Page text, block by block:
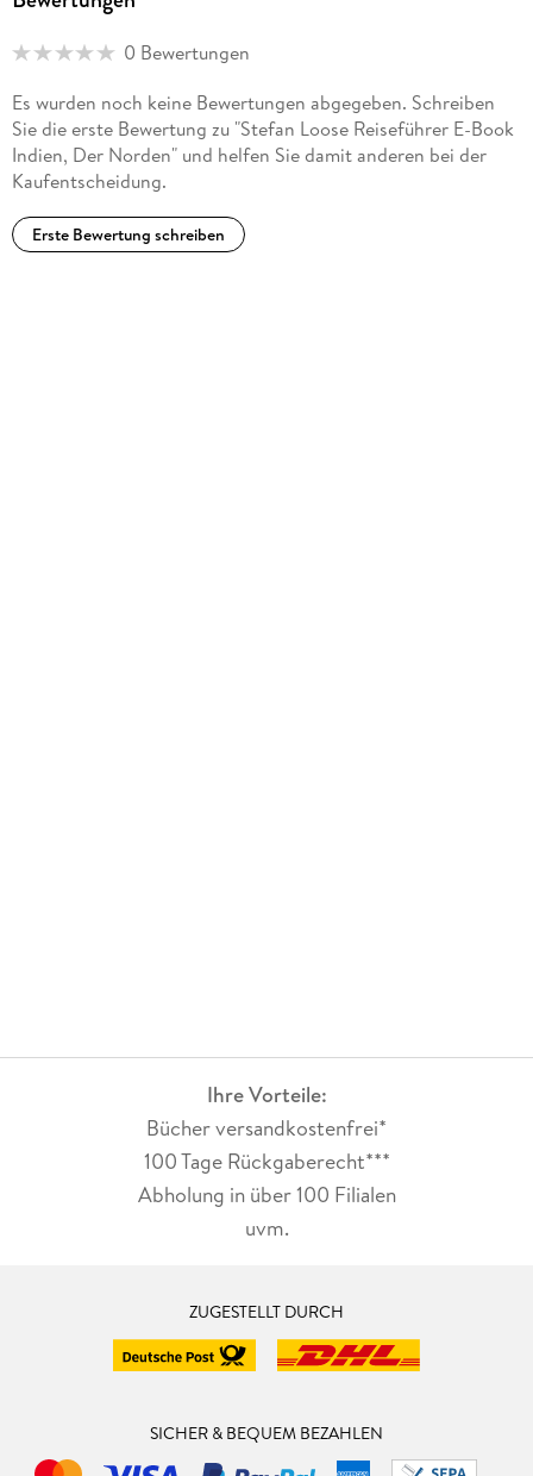
Anhang
0 Bewertungen
Es wurden noch keine Bewertungen abgegeben. Schreiben
Sie die erste Bewertung zu "Stefan Loose Reiseführer E-Book
Indien, Der Norden" und helfen Sie damit anderen bei der
Kaufentscheidung.
Erste Bewertung schreiben
Ihre Vorteile:
Bücher versandkostenfrei*
100 Tage Rückgaberecht***
Abholung in über 100 Filialen
uvm.
ZUGESTELLT DURCH
SICHER & BEQUEM BEZAHLEN